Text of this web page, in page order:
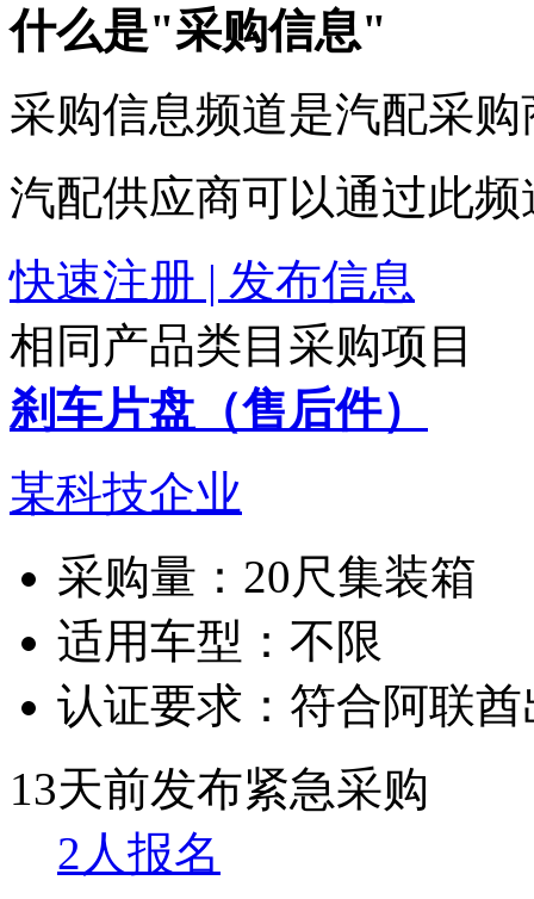
什么是"采购信息"
采购信息频道是汽配采
汽配供应商可以通过此
快速注册 | 发布信息
相同产品类目采购项目
刹车片盘（售后件）
某科技企业
采购量： 20尺集装箱
适用车型： 不限
认证要求： 符合阿联
13天前发布紧急采购
2人报名